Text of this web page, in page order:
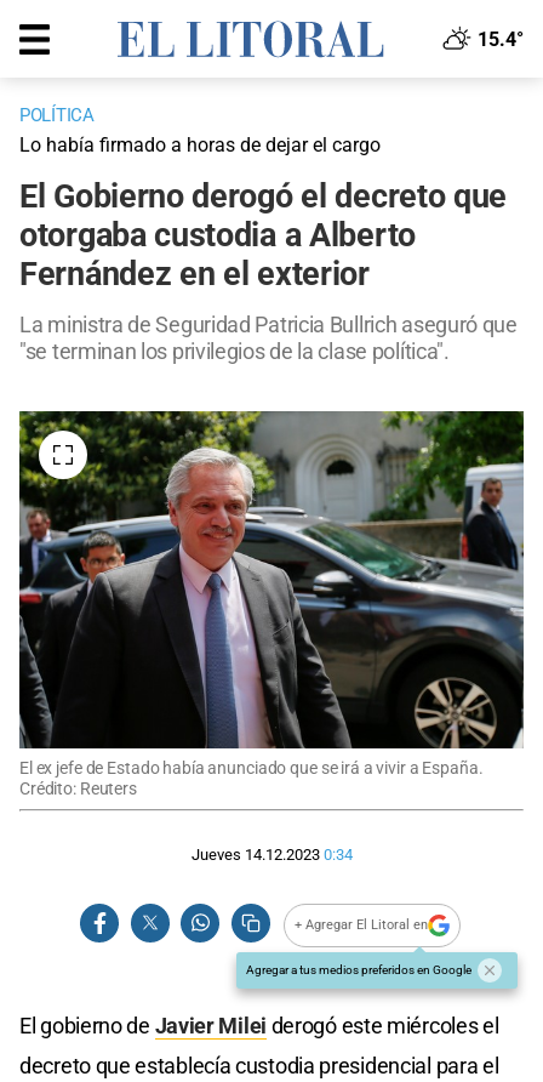
15.4°
POLÍTICA
Lo había firmado a horas de dejar el cargo
El Gobierno derogó el decreto que
otorgaba custodia a Alberto
Fernández en el exterior
La ministra de Seguridad Patricia Bullrich aseguró que
"se terminan los privilegios de la clase política".
El ex jefe de Estado había anunciado que se irá a vivir a España.
Crédito: Reuters
Jueves 14.12.2023 0:34
+ Agregar El Litoral en
Agregar a tus medios preferidos en Google
El gobierno de Javier Milei derogó este miércoles el
decreto que establecía custodia presidencial para el